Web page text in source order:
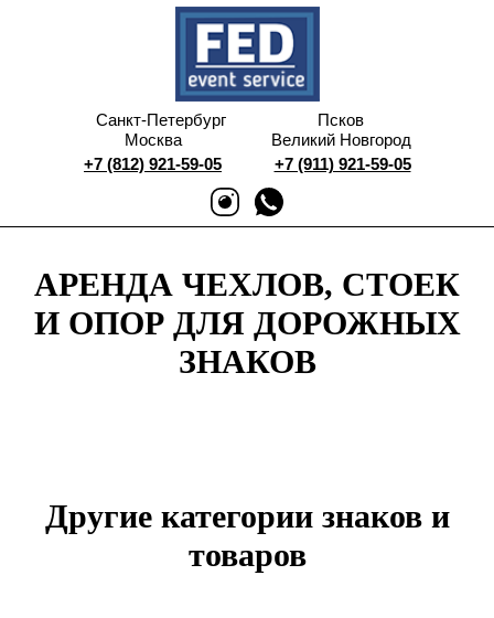
Санкт-Петербург
Москва
+7 (812) 921-59-05
Псков
Великий Новгород
+7 (911) 921-59-05
АРЕНДА ЧЕХЛОВ, СТОЕК
И ОПОР ДЛЯ ДОРОЖНЫХ
ЗНАКОВ
Другие категории знаков и
товаров